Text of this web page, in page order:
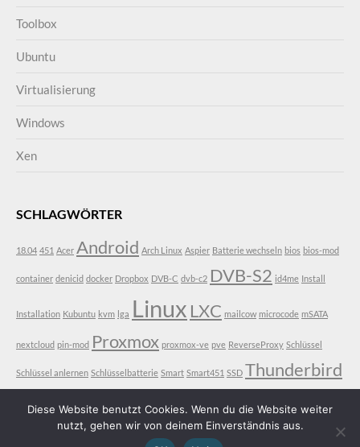
Toolbox
Ubuntu
Virtualisierung
Windows
Xen
SCHLAGWÖRTER
18.04 451 Acer Android Arch Linux Aspier Batterie wechseln bios bios-mod
container denicid docker Dropbox DVB-C dvb-c2 DVB-S2 id4me Install
Installation Kubuntu kvm lga Linux LXC mailcow microcode mSATA
nextcloud pin-mod Proxmox proxmox-ve pve ReverseProxy Schlüssel
Schlüssel anlernen Schlüsselbatterie Smart Smart451 SSD Thunderbird
Diese Website benutzt Cookies. Wenn du die Website weiter
nutzt, gehen wir von deinem Einverständnis aus.